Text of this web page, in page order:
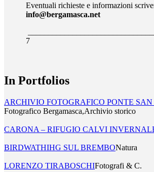
Eventuali richieste e informazioni
info@bergamasca.net
7
In Portfolios
ARCHIVIO FOTOGRAFICO PONTE SAN
Fotografico Bergamasca,Archivio storico
CARONA – RIFUGIO CALVI
BIRDWATHIHG SUL BREMBONatura
LORENZO TIRABOSCHIFotografi & C.